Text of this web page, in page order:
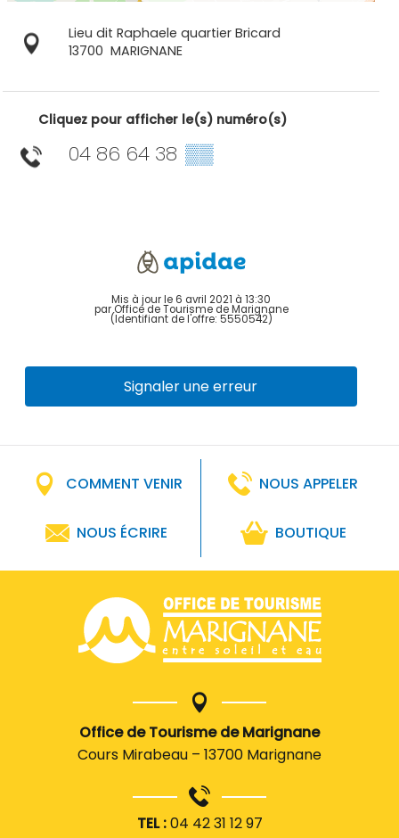
Lieu dit Raphaele quartier Bricard
13700 MARIGNANE
Cliquez pour afficher le(s) numéro(s)
04 86 64 38 ▒▒
Mis à jour le 6 avril 2021 à 13:30
par Office de Tourisme de Marignane
(Identifiant de l'offre: 5550542)
Signaler une erreur
COMMENT VENIR NOUS APPELER
NOUS ÉCRIRE BOUTIQUE
Office de Tourisme de Marignane
Cours Mirabeau – 13700 Marignane
TEL :04 42 31 12 97